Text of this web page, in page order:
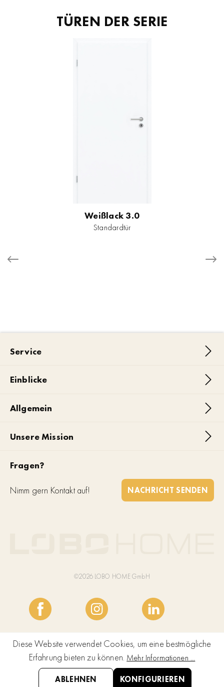
TÜREN DER SERIE
Weißlack 3.0
Standardtür
Service
Einblicke
Allgemein
Unsere Mission
Fragen?
Nimm gern Kontakt auf! NACHRICHT SENDEN
©2026 LOBO HOME GmbH
Diese Website verwendet Cookies, um eine bestmögliche
Erfahrung bieten zu können. Mehr Informationen ...
ABLEHNEN KONFIGURIEREN